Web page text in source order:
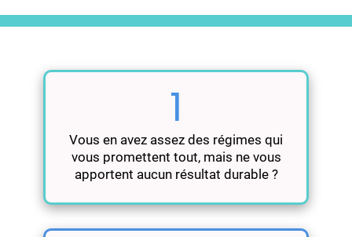
1
Vous en avez assez des régimes qui
vous promettent tout, mais ne vous
apportent aucun résultat durable ?